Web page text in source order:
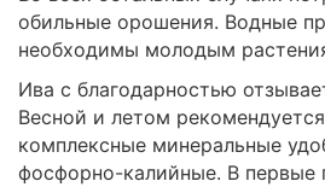
обильные орошения. Водные
необходимы молодым
Ива с благодарностью
Весной и летом
комплексные минеральные
фосфорно-калийные. В первые